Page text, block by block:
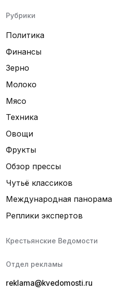
Рубрики
Политика
Финансы
Зерно
Молоко
Мясо
Техника
Овощи
Фрукты
Обзор прессы
Чутьё классиков
Международная панорама
Реплики экспертов
Крестьянские Ведомости
Отдел рекламы
reklama@kvedomosti.ru